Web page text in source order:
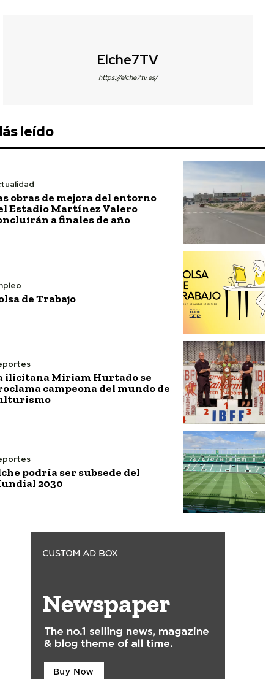
Elche7TV
https://elche7tv.es/
leído
obras de mejora del entorno
Estadio Martínez Valero
a finales de año
de Trabajo
ilicitana Miriam Hurtado se
campeona del mundo de
podría ser subsede del
2030